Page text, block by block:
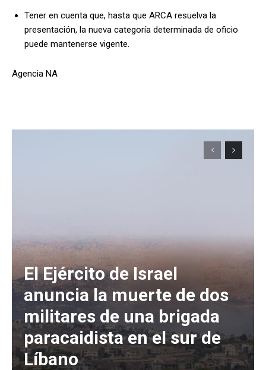
Tener en cuenta que, hasta que ARCA resuelva la
presentación, la nueva categoría determinada de oficio
puede mantenerse vigente.
Agencia NA
El Ejército de Israel
anuncia la muerte de dos
militares de una brigada
paracaidista en el sur de
Líbano